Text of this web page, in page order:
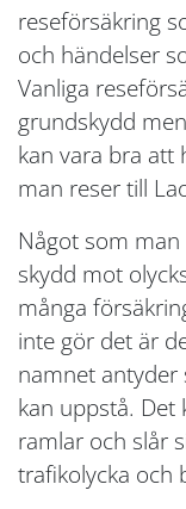
reseförsäkring
och händelser
Vanliga
grundskydd
kan vara bra att
man reser till
Något som
skydd mot
många
inte gör det är
namnet antyder
kan uppstå.
ramlar och slår
trafikolycka och